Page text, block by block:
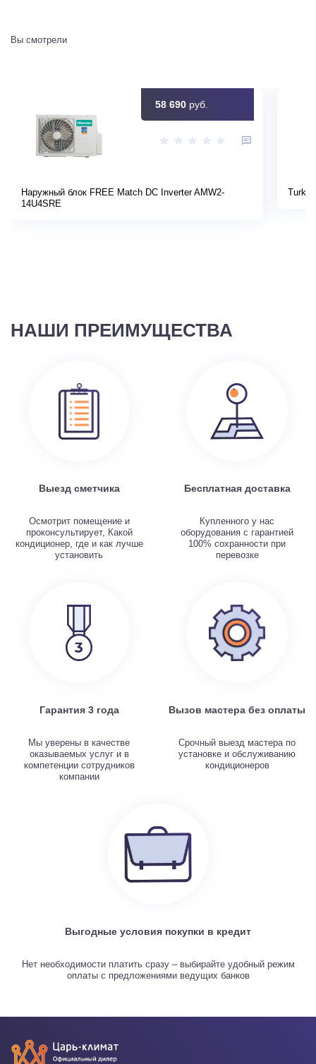
Вы смотрели
58 690 руб.
Наружный блок FREE Match DC Inverter AMW2-
14U4SRE
НАШИ ПРЕИМУЩЕСТВА
Выезд сметчика
Осмотрит помещение и
проконсультирует, Какой
кондиционер, где и как лучше
установить
Бесплатная доставка
Купленного у нас
оборудования с гарантией
100% сохранности при
перевозке
Гарантия 3 года
Мы уверены в качестве
оказываемых услуг и в
компетенции сотрудников
компании
Вызов мастера без оплаты
Срочный выезд мастера по
установке и обслуживанию
кондиционеров
Выгодные условия покупки в кредит
Нет необходимости платить сразу – выбирайте удобный режим
оплаты с предложениями ведущих банков